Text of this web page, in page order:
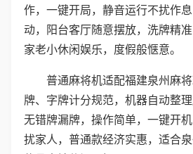
作，一键开局，静音运行不扰作
动，阳台客厅随意摆放，洗牌精
家老小休闲娱乐，度假般惬意。
普通麻将机适配福建泉州麻
牌、字牌计分规范，机器自动整理
无错牌漏牌，操作简单，一键开
扰家人，普通款经济实惠，适合泉